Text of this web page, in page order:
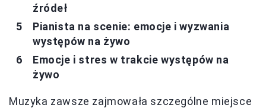
źródeł
Pianista na scenie: emocje i wyzwania
występów na żywo
Emocje i stres w trakcie występów na
żywo
Muzyka zawsze zajmowała szczególne miejsce